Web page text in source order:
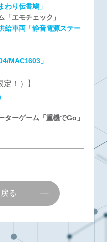
わり伝書鳩」
「エモチェック」
給車両「静音電源ステー
MAC1603」
！）】
ターゲーム「重機でGo」
る